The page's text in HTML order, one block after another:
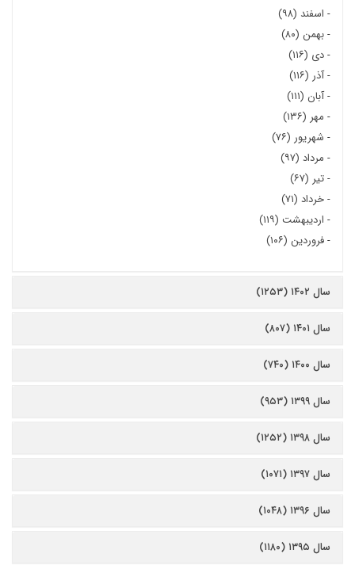
- اسفند (۹۸)
-بهمن (۸۰)
-دی (۱۱۶)
-آذر (۱۱۶)
-آبان (۱۱۱)
- مهر (۱۳۶)
- شهریور (۷۶)
- مرداد (۹۷)
-تیر (۶۷)
-خرداد (۷۱)
- اردیبهشت (۱۱۹)
-فروردین (۱۰۶)
سال ۱۴۰۲ (۱۲۵۳)
سال ۱۴۰۱ (۸۰۷)
سال ۱۴۰۰ (۷۴۰)
سال ۱۳۹۹ (۹۵۳)
سال ۱۳۹۸ (۱۲۵۲)
سال ۱۳۹۷ (۱۰۷۱)
سال ۱۳۹۶ (۱۰۴۸)
سال ۱۳۹۵ (۱۱۸۰)